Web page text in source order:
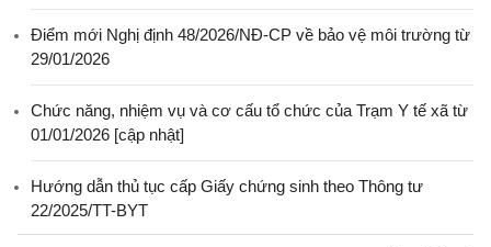
Điểm mới Nghị định 48/2026/NĐ-CP về bảo vệ môi trường từ
29/01/2026
Chức năng, nhiệm vụ và cơ cấu tổ chức của Trạm Y tế xã từ
01/01/2026 [cập nhật]
Hướng dẫn thủ tục cấp Giấy chứng sinh theo Thông tư
22/2025/TT-BYT